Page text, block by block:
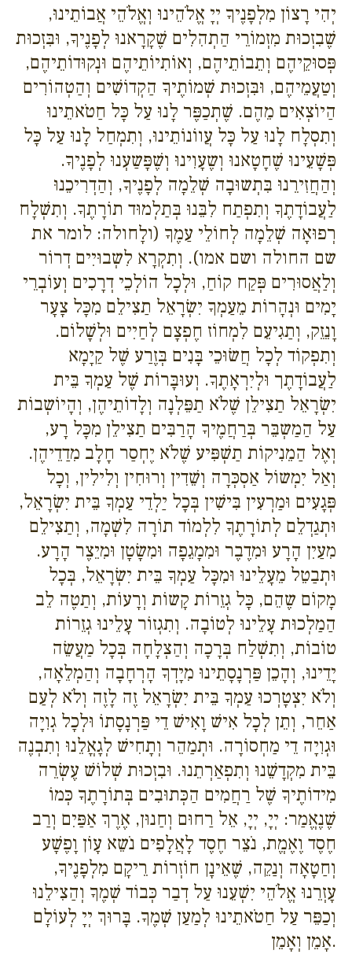
יְהִי רָצוֹן מִלְפָנֶיךָ יְיָ אֱלֹהֵינוּ וְאֱלֹהֵי אֲבוֹתֵינוּ,
שֶׁבִזְכוּת מִזְמוֹרֵי הַתְהִלִים שֶׁקָרָאנוּ לְפָנֶיךָ, וּבִּזְכוּת
פְּסוּקֵיהֶם וְתֵבוֹתֵיהֶם, וְאוֹתִיוֹתֵיהֶם וּנְקוּדוֹתֵיהֶם,
וְטַעֲמֵיהֶם, וּבִּזְכוּת שְׁמוֹתֶיךָ הַקְדוֹשִׁים וְהַטְהוֹרִים
הַיוֹצְאִים מֵהֶם. שֶׁתְכַפֶּר לָנוּ עַל כָּל חַטֹאתֵינוּ
וְתִסְלָח לָנוּ עַל כָּל עֲווֹנוֹתֵינוּ, וְתִמְחַל לָנוּ עַל כָּל
פְּשָׁעֵינוּ שֶׁחָטָאנוּ וְשֶעָוִינוּ וְשֶׁפָּשַעְנוּ לְפָנֶיךָ.
וְהַחֲזִירֵנוּ בִּתְשוּבָה שְׁלֵמָה לְפָנֶיךָ, וְהַדְרִיכֵנוּ
לַעֲבוֹדָתֶךָ וְתִפְתַח לִבֵּנוּ בְּתַלְמוּד תוֹרָתֶךָ. וְתִשְׁלָח
רְפוּאָה שְׁלֵמָה לְחוֹלֵי עַמֶךָ (ולָחולה: לומר את
שם החולה ושם אמו). וְתִקְרָא לִשְבוּיִים דְרוֹר
וְלַאֲסוּרִים פְּקַח קוֹחַ, וּלְכָל הוֹלְכֵי דְרָכִים וְעוֹבְרֵי
יָמִים וּנְהָרוֹת מֵעַמְךָ יִשְׂרָאֵל תַצִילֵם מִכָּל צָעָר
וָנֵזֵק, וְתַגִיעֵם לִמְחוֹז חֶפְצָם לְחַיִים וּלְשָׁלוֹם.
וְתִפְקוֹד לְכָל חֲשׂוּכֵי בָּנִים בְּזֶרַע שֶׁל קַיָמָא
לַעֲבוֹדָתֶך וּלְיִרְאָתֶךָ. וְעוּבָּרוֹת שֶׁל עַמְךָ בֵּית
יִשְׂרָאֵל תַצִילֵן שֶׁלֹא תַפֵּלְנָה וְלָדוֹתֵיהֶן, וְהָיוֹשְבוֹת
עַל הַמַשְבֵּר בְּרַחֲמֶיךָ הָרַבִּים תַצִילֵן מִכָּל רָע,
וְאֶל הַמֵנִיקוֹת תַשְׁפִּיע שֶׁלֹא יֶחְסַר חָלָב מִדַדֵיהֶן.
וְאַל יִמְשוֹל אַסְכְּרָה וְשֵׁדִין וְרוּחִין וְלִילִין, וְכָל
פְּגָעִים וּמַרְעִין בִּישִׁין בְּכָל יַלְדֵי עַמְךָ בֵּית יִשְׂרָאֵל,
וּתְגַדְלֵם לְתוֹרָתֶךָ לִלְמוֹד תוֹרָה לִשְׁמָה, וְתַצִילֵם
מִעַיִן הָרָע וּמִדֶבֶר וּמִמָגֵפָה וּמִשָׂטָן וּמִיֵצֶר הָרָע.
וּתְבַטֵל מֵעָלֵינוּ וּמִכָּל עַמְךָ בֵּית יִשְׂרָאֵל, בְּכָל
מָקוֹם שֶהֵם, כָּל גְזֵרוֹת קָשוֹת וְרָעוֹת, וְתַטֶה לֵב
הַמַלְכוּת עָלֵינוּ לְטוֹבָה. וְתִגְזוֹר עָלֵינוּ גְזֵרוֹת
טוֹבוֹת, וְתִשְׁלַח בְּרָכָה וְהַצְלָחָה בְּכָל מַעֲשֵׂה
יָדֵינוּ, וְהָכֵן פַּרְנָסָתֵינוּ מִיָדְךָ הָרְחָבָה וְהַמְלֵאָה,
וְלֹא יִצְטָרְכוּ עַמְךָ בֵּית יִשְׂרָאֵל זֶה לָזֶה וְלֹא לְעַם
אַחֵר, וְתֵן לְכָל אִישׁ וָאִישׁ דֵי פַּרְנָסָתוֹ וּלְכָל גְוִיָה
וּגְוִיָה דֵי מַחְסוֹרָה. וּתְמַהֵר וְתָחִישׁ לְגָאֳלֵנוּ וְתִבְנֶה
בֵּית מִקְדָשֵׁנוּ וְתִפְאַרְתֵנוּ. וּבִזְכוּת שְׁלוֹשׁ עֶשְׂרֵה
מִידוֹתֶיךָ שֶׁל רַחֲמִים הַכְּתוּבִים בְּתוֹרָתֶךָ כְּמוֹ
שֶׁנֶאֱמַר: יְיָ, יְיָ, אֵל רַחוּם וְחַנוּן, אֶרֶךְ אַפַּיִם וְרַב
חֶסֶד וֶאֶמֱת, נֹצֵר חֶסֶד לָאֲלָפִים נֹשֵא עָוֹן וָפֶשָׁע
וְחַטָאָה וְנַקֵה, שֶׁאֵינָן חוֹזְרוֹת רֵיקָם מִלְפָנֶיךָ,
עָזְרֵנוּ אֱלֹהֵי יִשְׁעֵנוּ עַל דְבַר כְּבוֹד שְׁמֶךָ וְהַצִילֵנוּ
וְכַפֵּר עַל חַטֹאתֵינוּ לְמַעַן שְׁמֶךָ. בָּרוּךְ יְיָ לְעוֹלָם
אָמֵן וְאָמֵן.